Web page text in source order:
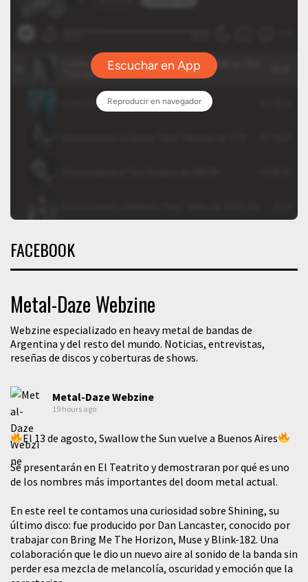
FACEBOOK
Metal-Daze Webzine
Webzine especializado en heavy metal de bandas de
Argentina y del resto del mundo. Noticias, entrevistas,
reseñas de discos y coberturas de shows.
Metal-Daze Webzine
19 hours ago
El 13 de agosto, Swallow the Sun vuelve a Buenos Aires
Se presentarán en El Teatrito y demostraran por qué es uno
de los nombres más importantes del doom metal actual.
En este reel te contamos una curiosidad sobre Shining, su
último disco: fue producido por Dan Lancaster, conocido por
trabajar con Bring Me The Horizon, Muse y Blink-182. Una
colaboración que le dio un nuevo aire al sonido de la banda sin
perder esa mezcla de melancolía, oscuridad y emoción que la